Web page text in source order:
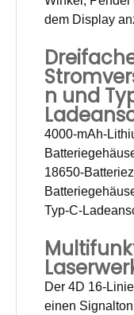
dem Display
n und
4000-mAh-
18650-
Typ-C-
Der 4D 16-
einen